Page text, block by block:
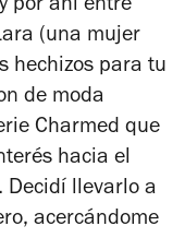
por ahí entre
(una mujer
hechizos para tu
de moda
Charmed que
hacia el
Decidí llevarlo a
acercándome